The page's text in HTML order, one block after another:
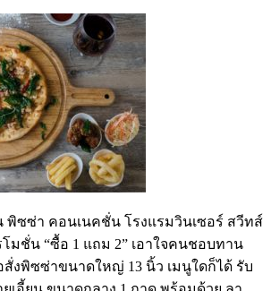
พิซซ่า คอนเนคชั่น โรงแรมวินเซอร์ สวีทส์
มชั่น “ซื้อ 1 แถม 2” เอาใจคนชอบทาน
สั่งพิซซ่าขนาดใหญ่ 13 นิ้ว เมนูใดก็ได้ รับ